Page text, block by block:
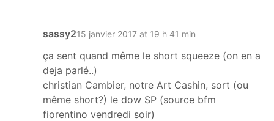
sassy215 janvier 2017 at 19 h 41 min
ça sent quand même le short squeeze (on en a
deja parlé..)
christian Cambier, notre Art Cashin, sort (ou
même short?) le dow SP (source bfm
fiorentino vendredi soir)